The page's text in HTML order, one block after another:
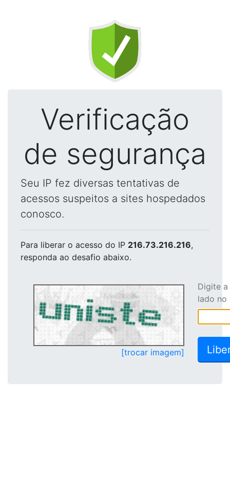
Verificação
de segurança
Seu IP fez diversas tentativas de
acessos suspeitos a sites hospedados
conosco.
Para liberar o acesso do IP 216.73.216.216,
responda ao desafio abaixo.
[trocar imagem]
Digite
lado no